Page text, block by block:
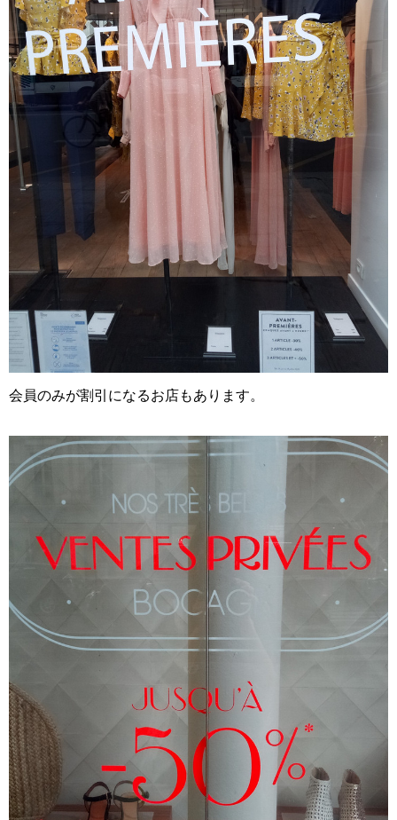
会員のみが割引になるお店もあります。